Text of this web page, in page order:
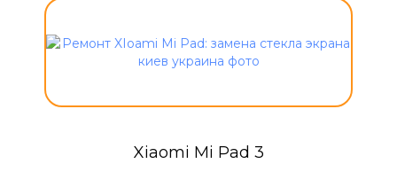
Xiaomi Mi Pad 3